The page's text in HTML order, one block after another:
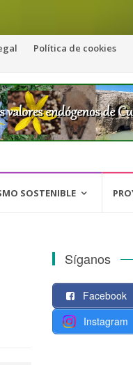
Política de cookies
SOSTENIBLE
Síganos
Facebook
Instagram